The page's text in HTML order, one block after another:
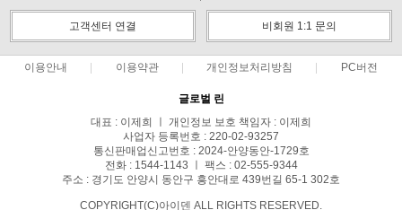
고객센터 연결 비회원 1:1 문의
이용안내 이용약관 개인정보처리방침 PC버전
글로벌 린
대표 : 이제희 ㅣ 개인정보 보호 책임자 : 이제희
사업자 등록번호 : 220-02-93257
통신판매업신고번호 : 2024-안양동안-1729호
전화 : 1544-1143 ㅣ 팩스 : 02-555-9344
주소 : 경기도 안양시 동안구 흥안대로 439번길 65-1 302호
COPYRIGHT(C)아이덴 ALL RIGHTS RESERVED.